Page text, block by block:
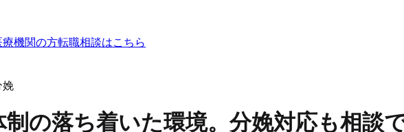
療機関の方転職相談はこちら
娩
の落ち着いた環境。分娩対応も相談